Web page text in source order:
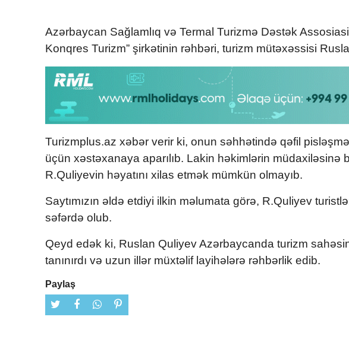
Azərbaycan Sağlamlıq və Termal Turizmə Dəstək
Konqres Turizm” şirkətinin rəhbəri, turizm mütəxəssisi
Turizmplus.az xəbər verir ki, onun səhhətində qəfil pisləşmə
üçün xəstəxanaya aparılıb. Lakin həkimlərin müdaxiləsinə
R.Quliyevin həyatını xilas etmək mümkün olmayıb.
Saytımızın əldə etdiyi ilkin məlumata görə, R.Quliyev
səfərdə olub.
Qeyd edək ki, Ruslan Quliyev Azərbaycanda turizm
tanınırdı və uzun illər müxtəlif layihələrə rəhbərlik edib.
Paylaş